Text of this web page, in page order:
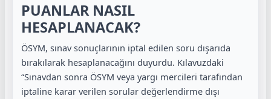
PUANLAR NASIL
HESAPLANACAK?
ÖSYM, sınav sonuçlarının iptal edilen soru dışarıda
bırakılarak hesaplanacağını duyurdu. Kılavuzdaki
“Sınavdan sonra ÖSYM veya yargı mercileri tarafından
iptaline karar verilen sorular değerlendirme dışı